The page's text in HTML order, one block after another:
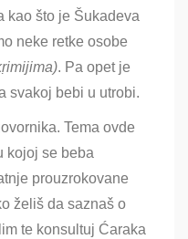
kao što je Šukadeva
neke retke osobe
. Pa opet je
svakoj bebi u utrobi.
Tema ovde
kojoj se beba
prouzrokovane
želiš da saznaš o
te konsultuj Ćaraka